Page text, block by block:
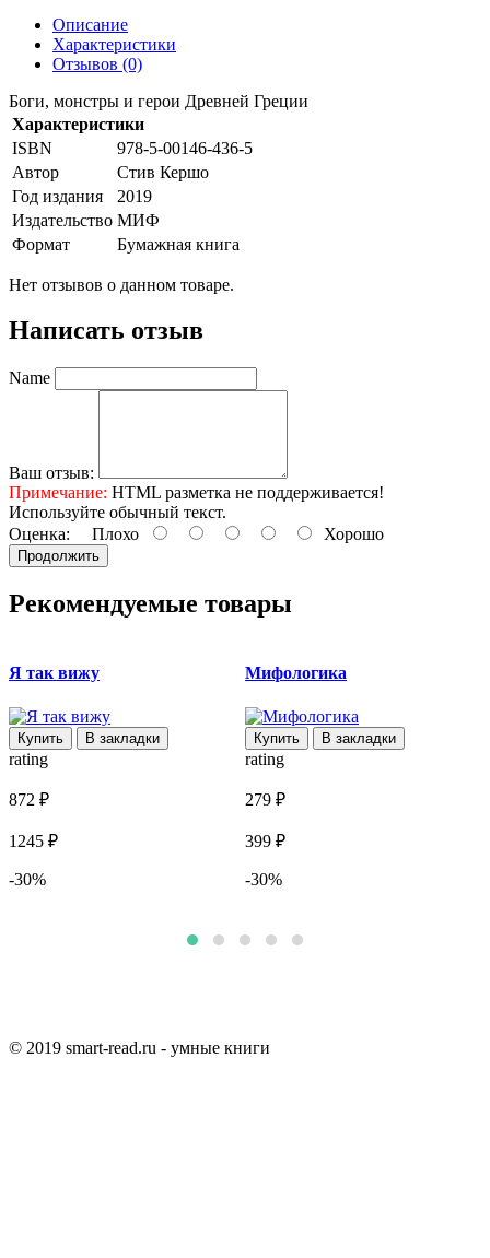
Описание
Характеристики
Отзывов (0)
Боги, монстры и герои Древней Греции
Характеристики
ISBN
978-5-00146-436-5
Автор
Стив Кершо
Год издания
2019
Издательство МИФ
Формат
Бумажная книга
Нет отзывов о данном товаре.
Написать отзыв
Name
Ваш отзыв:
Примечание: HTML разметка не поддерживается!
Используйте обычный текст.
Оценка: Плохо Хорошо
Продолжить
Рекомендуемые товары
Я так вижу
Купить В закладки
rating
872 ₽
1245 ₽
-30%
Мифологика
Купить В закладки
rating
279 ₽
399 ₽
-30%
© 2019 smart-read.ru - умные книги